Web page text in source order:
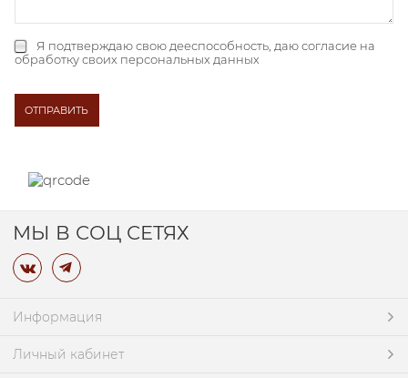
Я подтверждаю свою дееспособность, даюсогласие на
обработку своих персональных данных
МЫ В СОЦ СЕТЯХ
Информация
Личный кабинет